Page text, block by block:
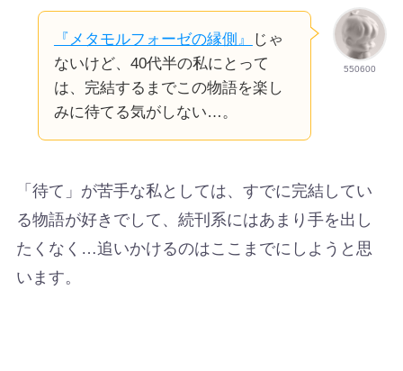
550600
『メタモルフォーゼの縁側』
じゃ
ないけど、40代半の私にとって
は、完結するまでこの物語を楽し
みに待てる気がしない…。
「待て」が苦手な私としては、すでに完結してい
る物語が好きでして、続刊系にはあまり手を出し
たくなく…追いかけるのはここまでにしようと思
います。